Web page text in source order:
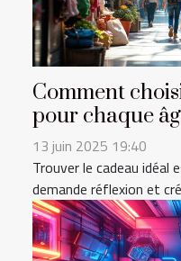
Comment
pour chaque
13 juin 2025 19:40
Trouver le cadeau
demande réflexion et